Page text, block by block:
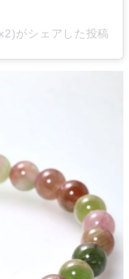
がシェアした投稿